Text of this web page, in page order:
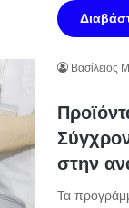
Βασίλειος
στην
Τα